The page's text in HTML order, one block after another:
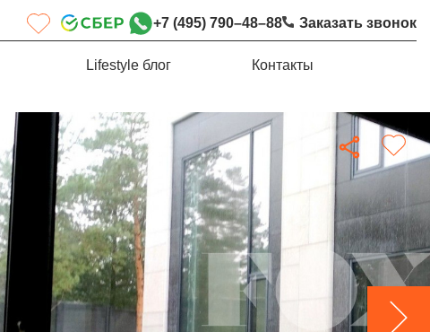
+7 (495) 790–48–88 Заказать звонок
Lifestyle блог Контакты